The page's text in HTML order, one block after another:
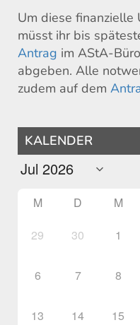
Um diese finanzielle
müsst ihr bis
Antrag im AStA-
abgeben. Alle
zudem auf dem
KALENDER
M D M
29 30 1
6 7 8
13 14 15